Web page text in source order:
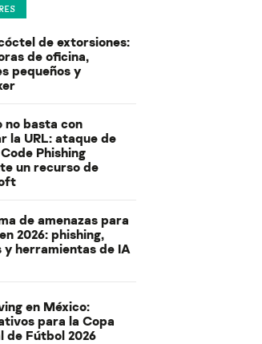
de extorsiones:
de oficina,
pequeños y
no basta con
la URL: ataque de
Phishing
un recurso de
de amenazas para
2026: phishing,
y herramientas de IA
en México:
para la Copa
de Fútbol 2026